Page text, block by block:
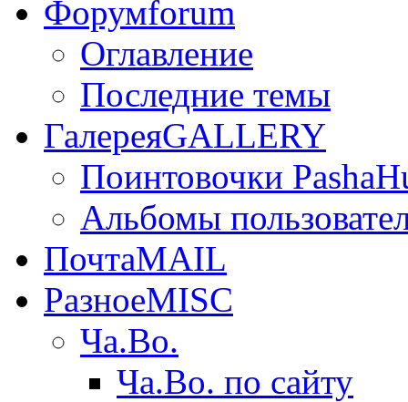
Форумforum
Оглавление
Последние темы
ГалереяGALLERY
Поинтовочки
Альбомы
ПочтаMAIL
РазноеMISC
Ча.Во.
Ча.Во. по сайту